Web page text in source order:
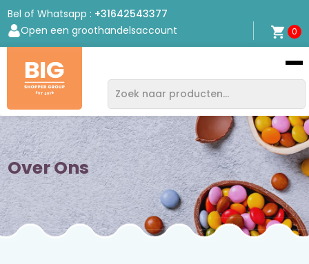
Bel of Whatsapp : +31642543377
Open een groothandelsaccount
0
Bigshopper
Group
Over Ons